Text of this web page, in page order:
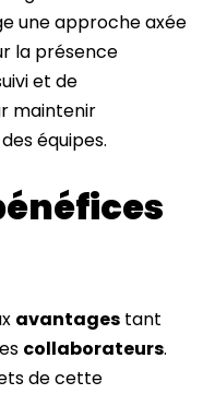
une approche axée
la présence
et de
maintenir
équipes.
avantages tant
collaborateurs.
de cette